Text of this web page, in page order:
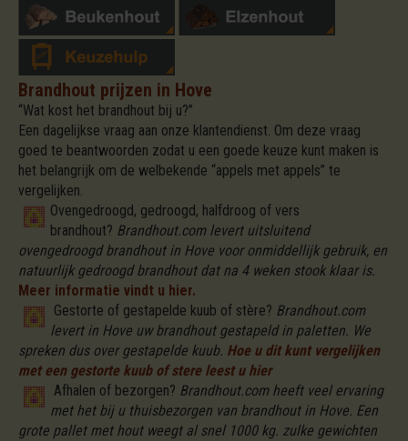
Brandhout prijzen in Hove
“Wat kost het brandhout bij u?”
Een dagelijkse vraag aan onze klantendienst. Om deze vraag
goed te beantwoorden zodat u een goede keuze kunt maken is
het belangrijk om de welbekende “appels met appels” te
vergelijken.
Ovengedroogd, gedroogd, halfdroog of vers
brandhout? Brandhout.com levert uitsluitend
ovengedroogd brandhout in Hove voor onmiddellijk gebruik, en
natuurlijk gedroogd brandhout dat na 4 weken stook klaar is.
Meer informatie vindt u hier.
Gestorte of gestapelde kuub of stère? Brandhout.com
levert in Hove uw brandhout gestapeld in paletten. We
spreken dus over gestapelde kuub. Hoe u dit kunt vergelijken
met een gestorte kuub of stere leest u hier
Afhalen of bezorgen? Brandhout.com heeft veel ervaring
met het bij u thuisbezorgen van brandhout in Hove. Een
grote pallet met hout weegt al snel 1000 kg. zulke gewichten